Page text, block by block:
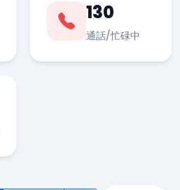
130
通話/忙碌中